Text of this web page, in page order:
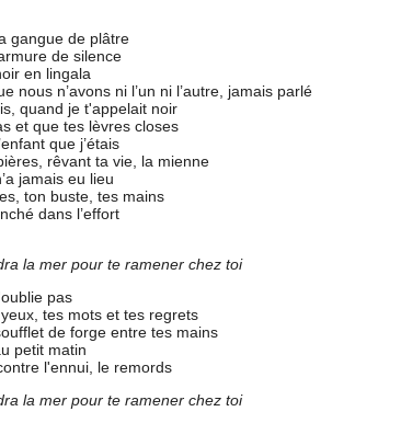
gangue de plâtre
de silence
en lingala
nous n’avons ni l’un ni l’autre, jamais parlé
quand je t'appelait noir
et que tes lèvres closes
que j’étais
rêvant ta vie, la mienne
jamais eu lieu
ton buste, tes mains
dans l’effort
la mer pour te ramener chez toi
pas
tes mots et tes regrets
de forge entre tes mains
petit matin
l'ennui, le remords
la mer pour te ramener chez toi